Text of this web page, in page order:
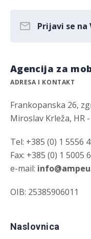
Prijavi se na
Agencija za
ADRESA I KONTAKT
Frankopanska 26,
Miroslav Krleža, HR
Tel: +385 (0) 1 5556
Fax: +385 (0) 1 5005
e-mail:
OIB: 25385906011
Naslovnica